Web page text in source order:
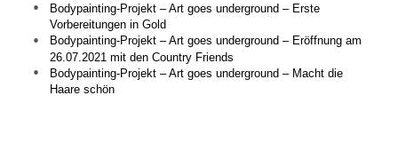
Bodypainting-Projekt – Art goes underground – Erste
Vorbereitungen in Gold
Bodypainting-Projekt – Art goes underground – Eröffnung am
26.07.2021 mit den Country Friends
Bodypainting-Projekt – Art goes underground – Macht die
Haare schön